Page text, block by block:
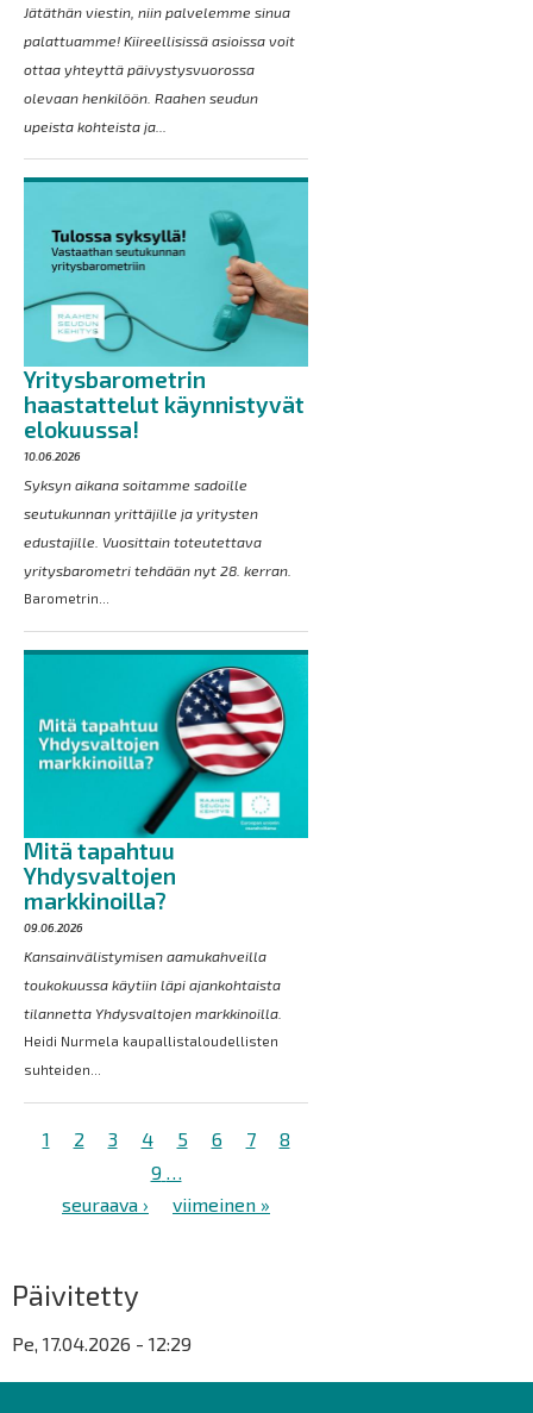
Jätäthän viestin, niin palvelemme sinua
palattuamme! Kiireellisissä asioissa voit
ottaa yhteyttä päivystysvuorossa
olevaan henkilöön. Raahen seudun
upeista kohteista ja...
Yritysbarometrin
haastattelut käynnistyvät
elokuussa!
10.06.2026
Syksyn aikana soitamme sadoille
seutukunnan yrittäjille ja yritysten
edustajille. Vuosittain toteutettava
yritysbarometri tehdään nyt 28. kerran.
Barometrin...
Mitä tapahtuu
Yhdysvaltojen
markkinoilla?
09.06.2026
Kansainvälistymisen aamukahveilla
toukokuussa käytiin läpi ajankohtaista
tilannetta Yhdysvaltojen markkinoilla.
Heidi Nurmela kaupallistaloudellisten
suhteiden...
Sivutus
Tämänhetkinen
1 Sivu
2 Sivu
3 Sivu
4 Sivu
5 Sivu
6 Sivu
7 Sivu
8
Sivu
9 …
Seuraava
seuraava ›
Viimeinen
viimeinen »
Päivitetty
Pe, 17.04.2026 - 12:29